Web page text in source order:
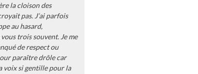
la cloison des
pas. J’ai parfois
au hasard,
trois souvent. Je me
de respect ou
paraître drôle car
voix si gentille pour la